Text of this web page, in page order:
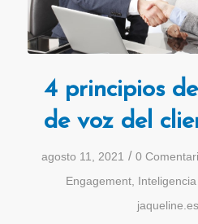
4 principios
de voz del
agosto 11, 2021 / 0
Engagement,